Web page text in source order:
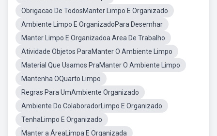
Obrigacao De TodosManter Limpo E Organizado
Ambiente Limpo E OrganizadoPara Desemhar
Manter Limpo E Organizadoa Area De Trabalho
Atividade Objetos ParaManter O Ambiente Limpo
Material Que Usamos PraManter O Ambiente Limpo
Mantenha OQuarto Limpo
Regras Para UmAmbiente Organizado
Ambiente Do ColaboradorLimpo E Organizado
TenhaLimpo E Organizado
Manter a ÁreaLimpa E Organizada